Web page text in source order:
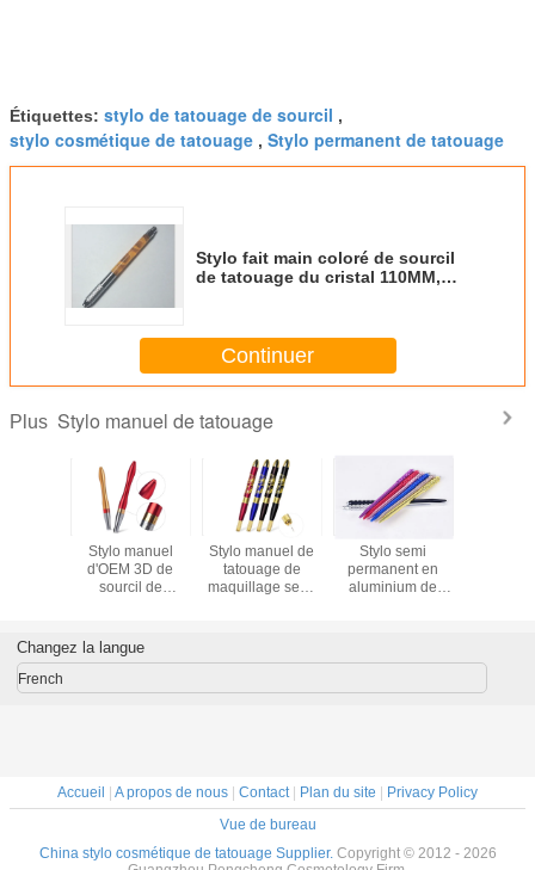
Étiquettes: stylo de tatouage de sourcil ,
stylo cosmétique de tatouage , Stylo permanent de tatouage
Stylo fait main coloré de sourcil
de tatouage du cristal 110MM,
Continuer
Plus Stylo manuel de tatouage
Stylo manuel
d'OEM 3D de
sourcil de
Microblading
Stylo manuel de
tatouage de
maquillage semi
Stylo semi
permanent en
aluminium de
Changez la langue
French
Accueil A propos de nous Contact| Plan du site
Privacy Policy
Vue de bureau
China stylo cosmétique de tatouage Supplier. Copyright © 2012 - 2026